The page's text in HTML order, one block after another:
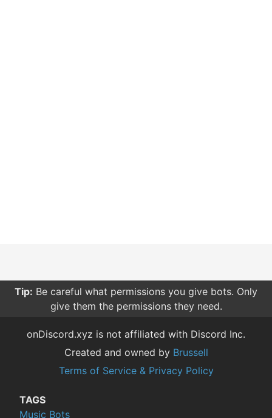
Tip: Be careful what permissions you give bots. Only
give them the permissions they need.
onDiscord.xyz is not affiliated with Discord Inc.
Created and owned by Brussell
Terms of Service & Privacy Policy
TAGS
Music Bots